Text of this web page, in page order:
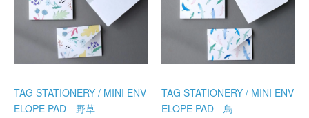
TAG STATIONERY / MINI ENV
ELOPE PAD 野草
TAG STATIONERY / MINI ENV
ELOPE PAD 鳥